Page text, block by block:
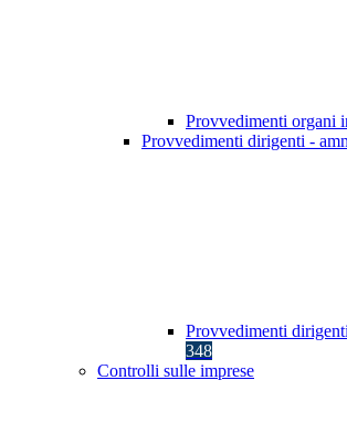
Provvedimenti organi
Provvedimenti dirigenti -
Provvedimenti
348
Controlli sulle imprese